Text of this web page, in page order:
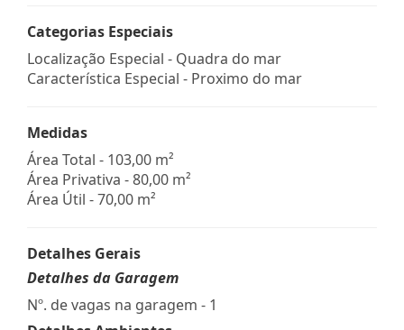
Categorias Especiais
Localização Especial - Quadra do mar
Característica Especial - Proximo do mar
Medidas
Área Total - 103,00 m²
Área Privativa - 80,00 m²
Área Útil - 70,00 m²
Detalhes Gerais
Detalhes da Garagem
Nº. de vagas na garagem - 1